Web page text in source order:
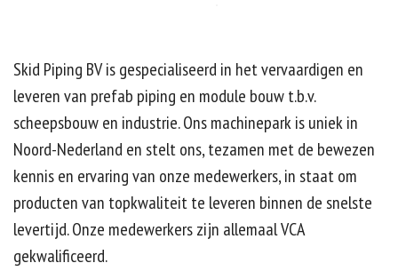
Skid Piping BV is gespecialiseerd in het vervaardigen en
leveren van prefab piping en module bouw t.b.v.
scheepsbouw en industrie. Ons machinepark is uniek in
Noord-Nederland en stelt ons, tezamen met de bewezen
kennis en ervaring van onze medewerkers, in staat om
producten van topkwaliteit te leveren binnen de snelste
levertijd. Onze medewerkers zijn allemaal VCA
gekwalificeerd.